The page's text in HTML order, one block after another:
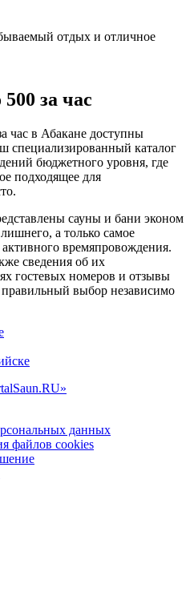
отдых и отличное
за час
час в Абакане доступны
специализированный каталог
бюджетного уровня, где
подходящее для
сауны и бани эконом
а только самое
времяпровождения.
сведения об их
гостевых номеров и отзывы
правильный выбор независимо
данных
файлов cookies